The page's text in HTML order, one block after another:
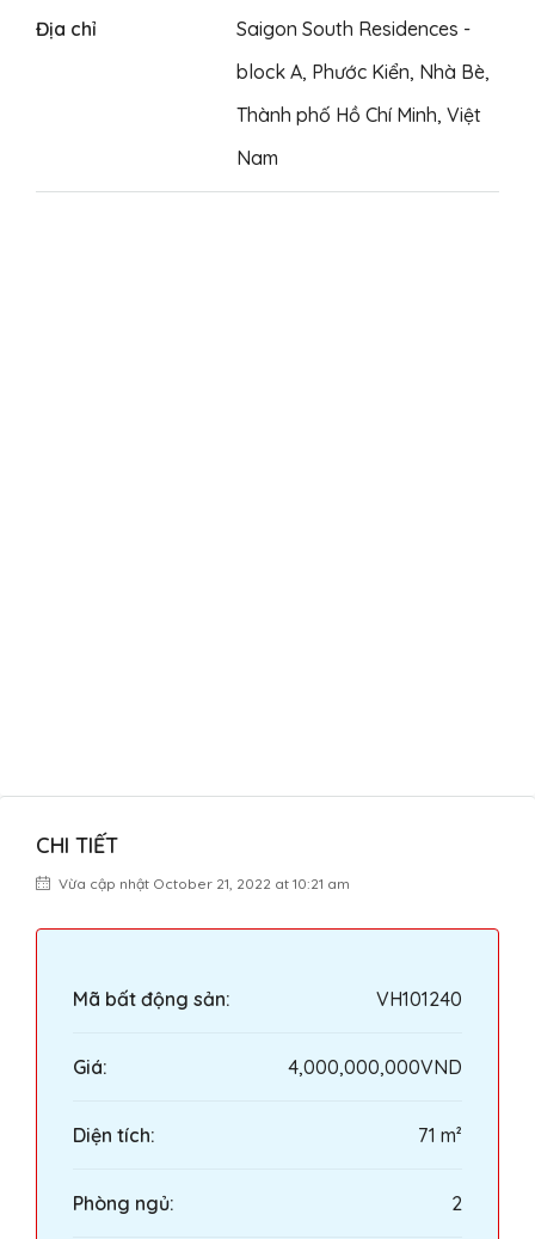
Địa chỉ
Saigon South Residences -
block A, Phước Kiển, Nhà Bè,
Thành phố Hồ Chí Minh, Việt
Nam
CHI TIẾT
Vừa cập nhật October 21, 2022 at 10:21 am
Mã bất động sản: VH101240
Giá: 4,000,000,000VND
Diện tích: 71 m²
Phòng ngủ: 2